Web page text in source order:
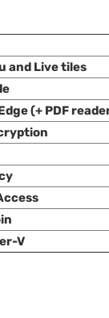
and Live tiles
(+ PDF
V